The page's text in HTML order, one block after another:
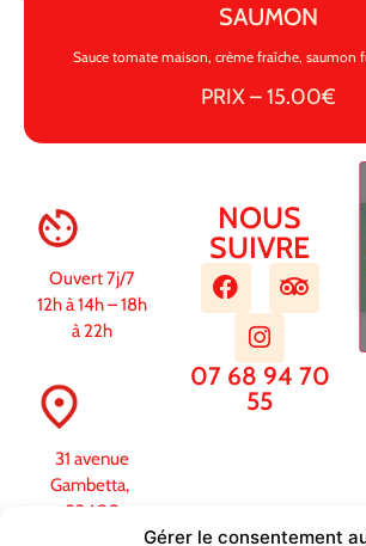
Gérer le consentement
SAUMON
Sauce tomate maison, crème fraîche, saumon
PRIX – 15.00€
Ouvert 7j/7
12h à 14h – 18h
à 22h
31 avenue
Gambetta,
83400
NOUS
SUIVRE
07 68 94 70
55